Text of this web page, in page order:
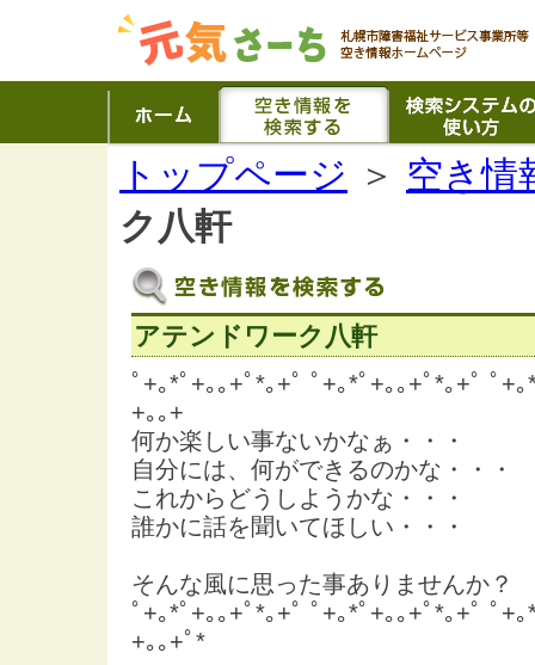
トップページ ＞ 空き情
ク八軒
アテンドワーク八軒
ﾟ+｡*ﾟ+｡｡+ﾟ*｡+ﾟ ﾟ+｡*ﾟ+｡｡+ﾟ*｡+ﾟ ﾟ+
+｡｡+
何か楽しい事ないかなぁ・・・
自分には、何ができるのかな・・・
これからどうしようかな・・・
誰かに話を聞いてほしい・・・
そんな風に思った事ありませんか？
ﾟ+｡*ﾟ+｡｡+ﾟ*｡+ﾟ ﾟ+｡*ﾟ+｡｡+ﾟ*｡+ﾟ ﾟ+
+｡｡+ﾟ*